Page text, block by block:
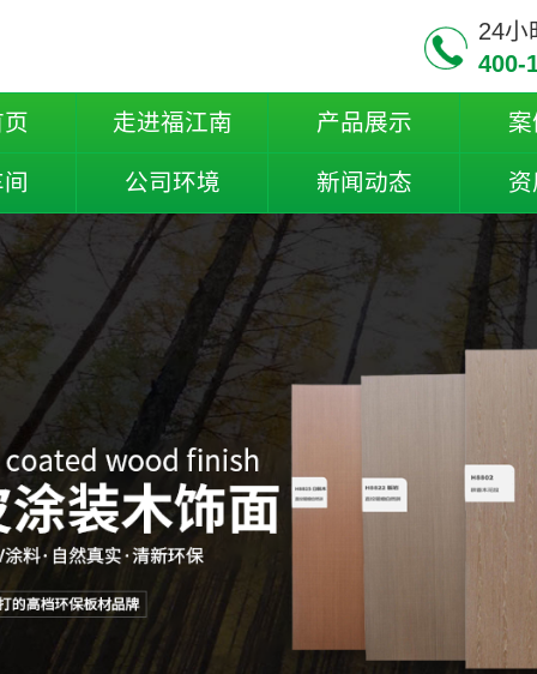
24小
400-
走进福江南 产品展示
公司环境 新闻动态